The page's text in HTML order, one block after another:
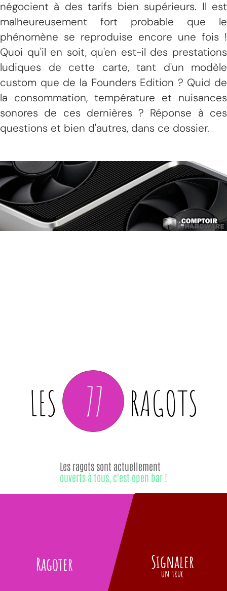
négocient à des tarifs bien supérieurs. Il est
malheureusement fort probable que le
phénomène se reproduise encore une fois !
Quoi qu'il en soit, qu'en est-il des prestations
ludiques de cette carte, tant d'un modèle
custom que de la Founders Edition ? Quid de
la consommation, température et nuisances
sonores de ces dernières ? Réponse à ces
questions et bien d'autres, dans ce dossier.
LES 77 RAGOTS
Ragoter
Les ragots sont actuellement
ouverts à tous, c'est open bar !
Signaler
un truc